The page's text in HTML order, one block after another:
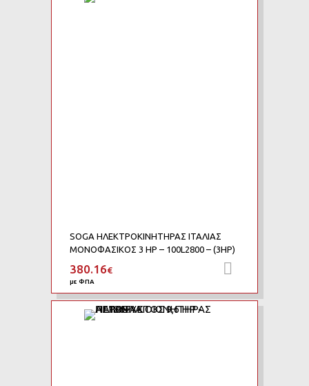
SOGA ΗΛΕΚΤΡΟΚΙΝΗΤΗΡΑΣ ΙΤΑΛΙΑΣ
ΜΟΝΟΦΑΣΙΚΟΣ 3 HP – 100L2800 – (3HP)
380.16€
με ΦΠΑ